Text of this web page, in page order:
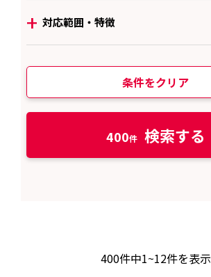
+ 対応範囲・特徴
条件をクリア
400 検索する
400件中1~12件を表示